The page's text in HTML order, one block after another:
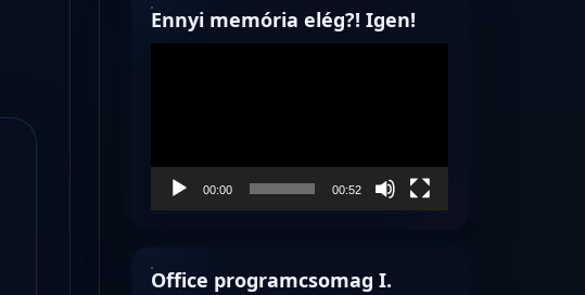
Ennyi memória elég?! Igen!
00:00 00:52
Office programcsomag I.